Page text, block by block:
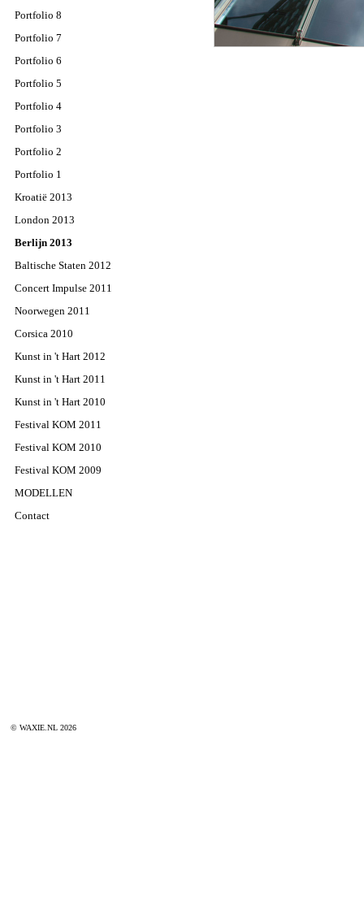
Portfolio 8
Portfolio 7
Portfolio 6
Portfolio 5
Portfolio 4
Portfolio 3
Portfolio 2
Portfolio 1
Kroatië 2013
London 2013
Berlijn 2013
Baltische Staten 2012
Concert Impulse 2011
Noorwegen 2011
Corsica 2010
Kunst in 't Hart 2012
Kunst in 't Hart 2011
Kunst in 't Hart 2010
Festival KOM 2011
Festival KOM 2010
Festival KOM 2009
MODELLEN
Contact
© WAXIE.NL 2026